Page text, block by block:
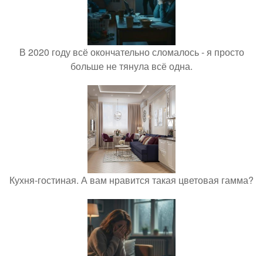
В 2020 году всё окончательно сломалось - я просто
больше не тянула всё одна.
Кухня-гостиная. А вам нравится такая цветовая гамма?